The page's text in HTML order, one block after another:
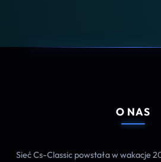
O NAS
Sieć Cs-Classic powstała w wakacje